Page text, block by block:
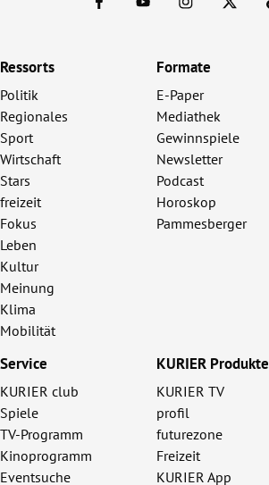
Ressorts
Politik
Regionales
Sport
Wirtschaft
Stars
freizeit
Fokus
Leben
Kultur
Meinung
Klima
Mobilität
Formate
E-Paper
Mediathek
Gewinnspiele
Newsletter
Podcast
Horoskop
Pammesberger
Service
KURIER club
Spiele
TV-Programm
Kinoprogramm
Eventsuche
KURIER Produkte
KURIER TV
profil
futurezone
Freizeit
KURIER App